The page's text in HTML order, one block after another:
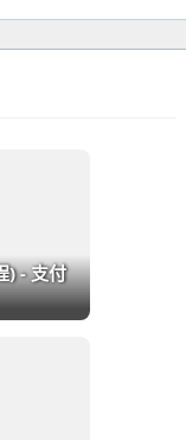
) - 支付